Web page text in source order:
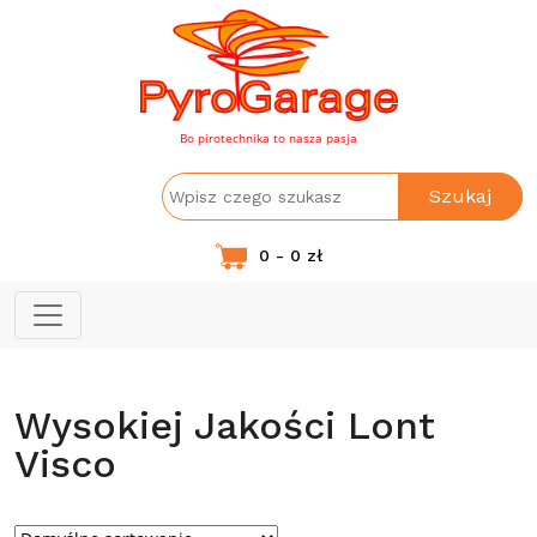
Bo pirotechnika to nasza pasja
Szukaj
0 - 0 zł
Wysokiej Jakości Lont
Visco